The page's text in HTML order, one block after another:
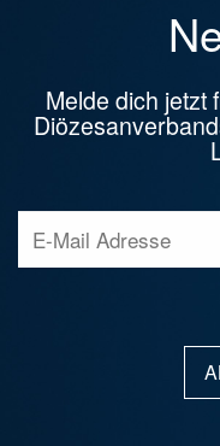
Melde dich jetzt